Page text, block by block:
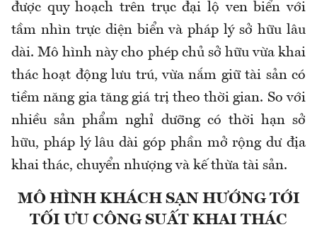
được quy hoạch trên trục đại lộ ven biển với
tầm nhìn trực diện biển và pháp lý sở hữu lâu
dài. Mô hình này cho phép chủ sở hữu vừa khai
thác hoạt động lưu trú, vừa nắm giữ tài sản có
tiềm năng gia tăng giá trị theo thời gian. So với
nhiều sản phẩm nghỉ dưỡng có thời hạn sở
hữu, pháp lý lâu dài góp phần mở rộng dư địa
khai thác, chuyển nhượng và kế thừa tài sản.
MÔ HÌNH KHÁCH SẠN HƯỚNG TỚI
TỐI ƯU CÔNG SUẤT KHAI THÁC